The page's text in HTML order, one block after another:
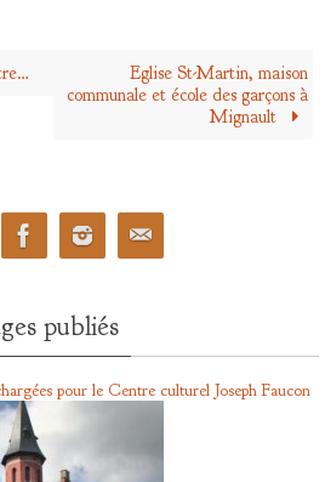
Eglise St-Martin, maison
communale et école des garçons à
Mignault
publiés
pour le Centre culturel Joseph Faucon